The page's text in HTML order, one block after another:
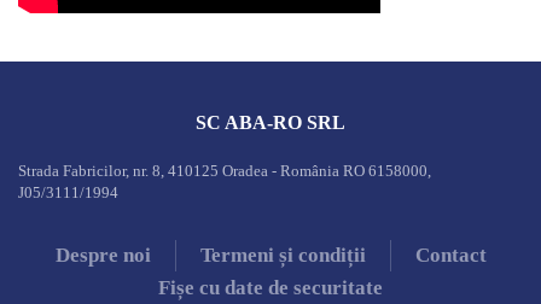
SC ABA-RO SRL
Strada Fabricilor, nr. 8, 410125 Oradea - România RO 6158000,
J05/3111/1994
Despre noi Termeni și condiții
Contact
Fișe cu date de securitate